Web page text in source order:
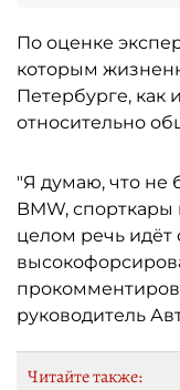
По оценке
которым
Петербурге, как
относительно
"Я думаю, что не
BMW,
целом речь идёт
руководитель
Читайте также: